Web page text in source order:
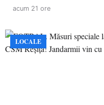
acum 21 ore
LOCALE